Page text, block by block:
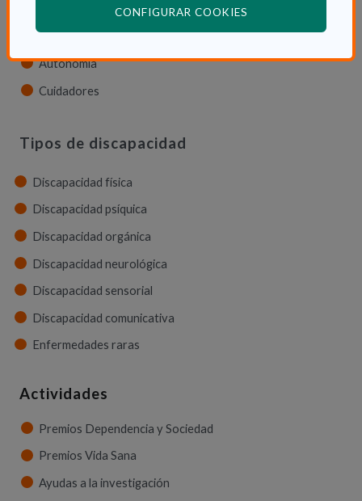
CONFIGURAR COOKIES
Ayudas económicas
Autonomía
Cuidadores
Tipos de discapacidad
Discapacidad física
Discapacidad psíquica
Discapacidad orgánica
Discapacidad neurológica
Discapacidad sensorial
Discapacidad comunicativa
Enfermedades raras
Actividades
Premios Dependencia y Sociedad
Premios Vida Sana
Ayudas a la investigación